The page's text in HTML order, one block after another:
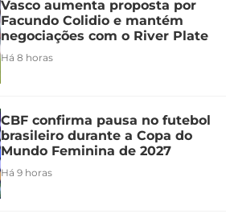
Vasco aumenta proposta por
Facundo Colidio e mantém
negociações com o River Plate
Há 8 horas
CBF confirma pausa no futebol
brasileiro durante a Copa do
Mundo Feminina de 2027
Há 9 horas